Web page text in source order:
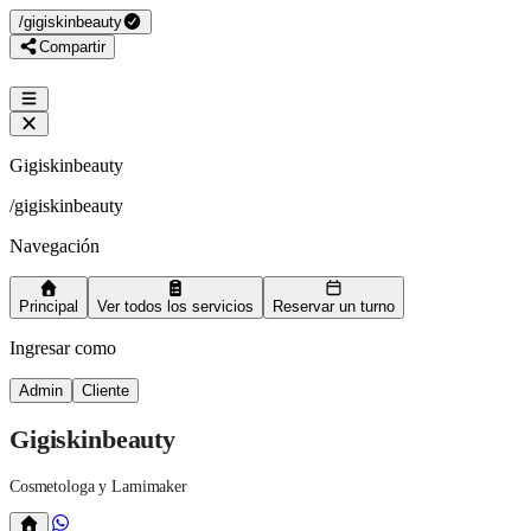
/gigiskinbeauty
Compartir
Gigiskinbeauty
/gigiskinbeauty
Navegación
Principal Ver todos los servicios Reservar un turno
Ingresar como
Admin Cliente
Gigiskinbeauty
Cosmetologa y Lamimaker